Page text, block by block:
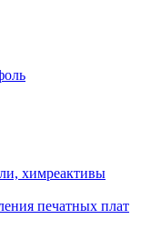
химреактивы
печатных плат